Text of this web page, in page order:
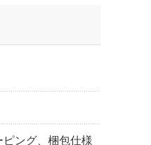
ング、梱包仕様